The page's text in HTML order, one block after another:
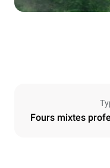
Fours mixtes